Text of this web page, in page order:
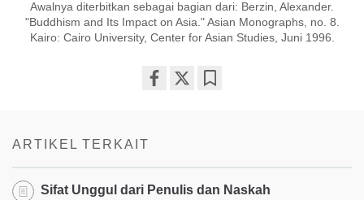
Awalnya diterbitkan sebagai bagian dari: Berzin, Alexander.
"Buddhism and Its Impact on Asia." Asian Monographs, no. 8.
Kairo: Cairo University, Center for Asian Studies, Juni 1996.
ARTIKEL TERKAIT
Sifat Unggul dari Penulis dan Naskah